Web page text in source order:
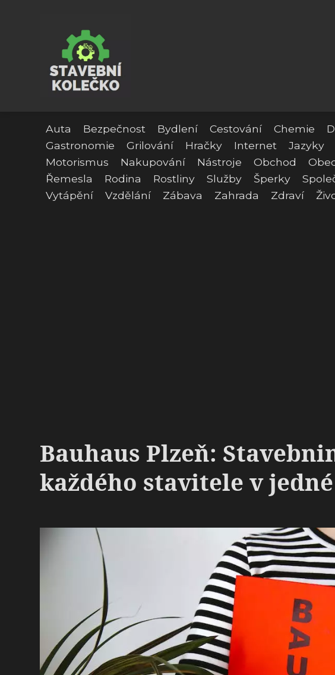
Auta Bezpečnost Bydlení Cestování Chemie
Gastronomie
Grilování Hračky Internet Jazyky
Motorismus
Nakupování Nástroje Obchod
Řemesla
Rodina Rostliny Služby Šperky
Vytápění
Vzdělání Zábava Zahrada Zdraví
Bauhaus Plzeň:
každého stavitele v